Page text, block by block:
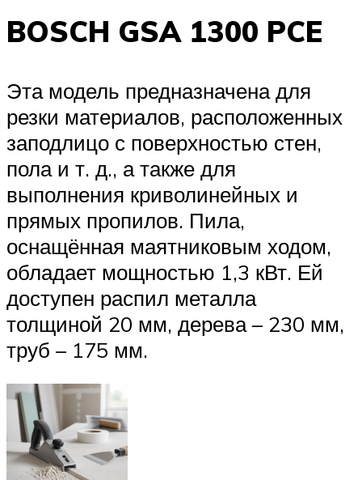
BOSCH GSA 1300 PCE
Эта модель предназначена для
резки материалов, расположенных
заподлицо с поверхностью стен,
пола и т. д., а также для
выполнения криволинейных и
прямых пропилов. Пила,
оснащённая маятниковым ходом,
обладает мощностью 1,3 кВт. Ей
доступен распил металла
толщиной 20 мм, дерева – 230 мм,
труб – 175 мм.